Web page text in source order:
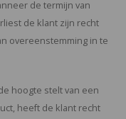
de termijn van
de klant zijn recht
overeenstemming in te
hoogte stelt van een
heeft de klant recht